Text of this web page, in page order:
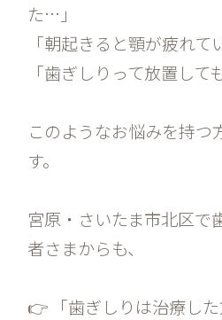
た…」
「朝起きると顎が疲れて
「歯ぎしりって放置して
このようなお悩みを持つ
す。
宮原・さいたま市北区で
者さまからも、
👉 「歯ぎしりは治療し